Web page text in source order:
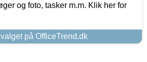
og foto, tasker m.m. Klik her for
på OfficeTrend.dk